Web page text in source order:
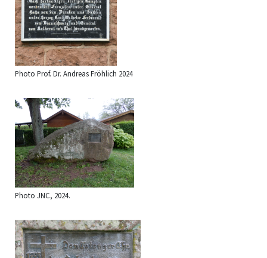
Photo Prof. Dr. Andreas Fröhlich 2024
Photo JNC, 2024.